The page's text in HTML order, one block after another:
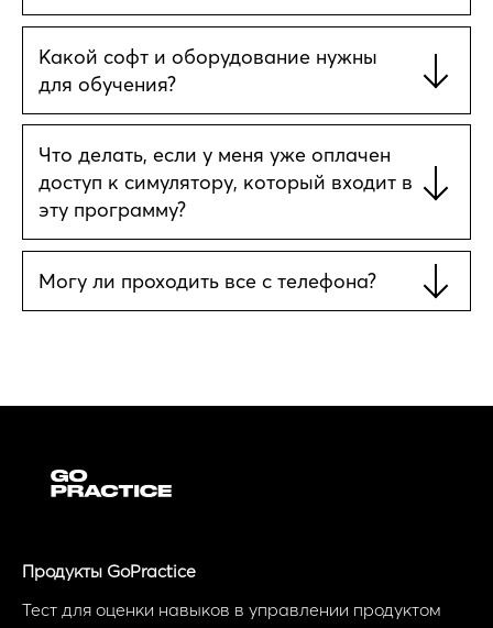
Какой софт и оборудование нужны
для обучения?
Что делать, если у меня уже оплачен
доступ к симулятору, который входит в
эту программу?
Могу ли проходить все с телефона?
Продукты GoPractice
Тест для оценки навыков в управлении продуктом